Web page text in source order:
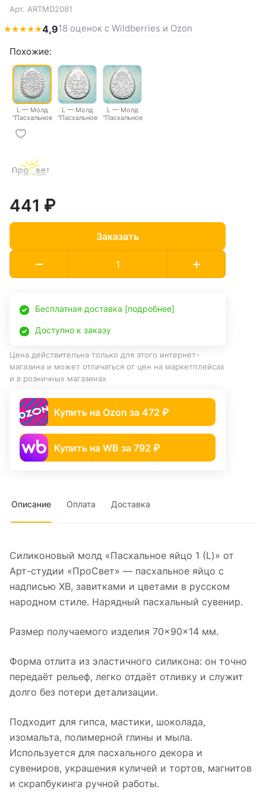
Арт. ARTMD2081
★★★★★4,918 оценок с Wildberries и Ozon
Похожие:
L — Молд
"Пасхальное
L — Молд
"Пасхальное
L — Молд
"Пасхальное
441 ₽
Заказать
Бесплатная доставка [подробнее]
Доступно к заказу
Цена действительна только для этого интернет-
магазина и может отличаться от цен на маркетплейсах
и в розничных магазинах
Купить на Ozon за 472 ₽
Купить на WB за 792 ₽
Описание Оплата Доставка
Силиконовый молд «Пасхальное яйцо 1 (L)» от
Арт-студии «ПроСвет» — пасхальное яйцо с
надписью ХВ, завитками и цветами в русском
народном стиле. Нарядный пасхальный сувенир.
Размер получаемого изделия 70×90×14 мм.
Форма отлита из эластичного силикона: он точно
передаёт рельеф, легко отдаёт отливку и служит
долго без потери детализации.
Подходит для гипса, мастики, шоколада,
изомальта, полимерной глины и мыла.
Используется для пасхального декора и
сувениров, украшения куличей и тортов, магнитов
и скрапбукинга ручной работы.